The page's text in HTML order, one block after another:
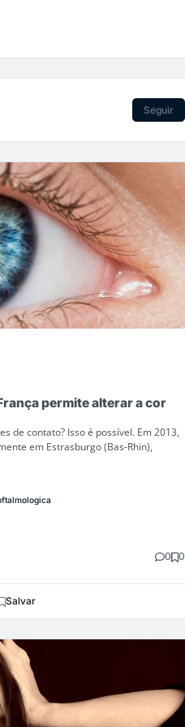
Seguir
permite alterar a cor
de contato? Isso é possível. Em 2013,
em Estrasburgo (Bas-Rhin),
0 0
Salvar